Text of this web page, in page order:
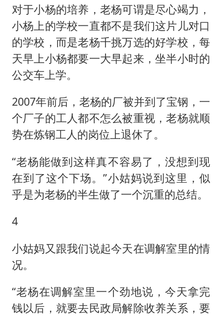
对于小杨的培养，老杨可谓是尽心竭力，
小杨上的学校一直都不是我们这片儿对口
的学校，而是老杨千挑万选的好学校，每
天早上小杨都要一大早起来，坐半小时的
公交车上学。
2007年前后，老杨的厂被并到了宝钢，一
个厂子的工人都不怎么被重视，老杨就顺
势在炼钢工人的岗位上退休了。
“老杨能做到这样真不容易了，没想到现
在到了这个下场。”小姑妈说到这里，似
乎是为老杨的半生做了一个沉重的总结。
4
小姑妈又跟我们说起今天在调解室里的情
况。
“老杨在调解室里一个劲地说，今天拿完
钱以后，就要去民政局解除收养关系，要